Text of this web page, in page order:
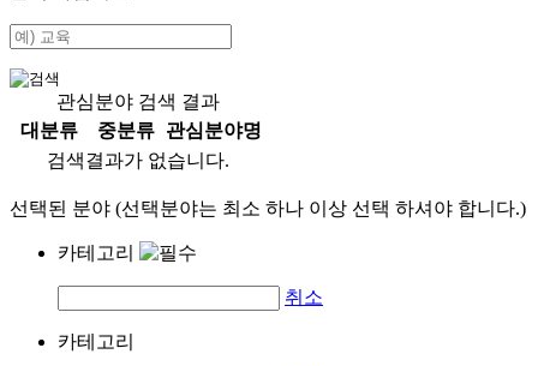
관심분야 검색 결과
대분류
중분류
관심분야명
검색결과가 없습니다.
선택된 분야 (선택분야는 최소 하나 이상 선택 하셔야 합니다.)
카테고리
취소
카테고리